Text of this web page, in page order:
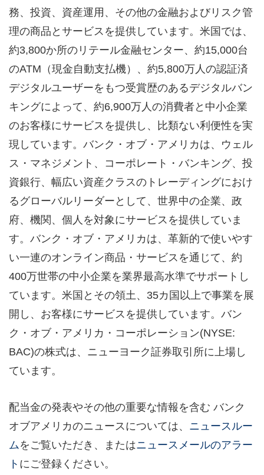
務、投資、資産運用、その他の金融およびリスク管
理の商品とサービスを提供しています。米国では、
約3,800か所のリテール金融センター、約15,000台
のATM（現金自動支払機）、約5,800万人の認証済
デジタルユーザーをもつ受賞歴のあるデジタルバン
キングによって、約6,900万人の消費者と中小企業
のお客様にサービスを提供し、比類ない利便性を実
現しています。バンク・オブ・アメリカは、ウェル
ス・マネジメント、コーポレート・バンキング、投
資銀行、幅広い資産クラスのトレーディングにおけ
るグローバルリーダーとして、世界中の企業、政
府、機関、個人を対象にサービスを提供していま
す。バンク・オブ・アメリカは、革新的で使いやす
い一連のオンライン商品・サービスを通じて、約
400万世帯の中小企業を業界最高水準でサポートし
ています。米国とその領土、35カ国以上で事業を展
開し、お客様にサービスを提供しています。バン
ク・オブ・アメリカ・コーポレーション(NYSE:
BAC)の株式は、ニューヨーク証券取引所に上場し
ています。
配当金の発表やその他の重要な情報を含む バンク
オブアメリカのニュースについては、 ニュースルー
ムをご覧いただき、またはニュースメールのアラー
ト にご登録ください。